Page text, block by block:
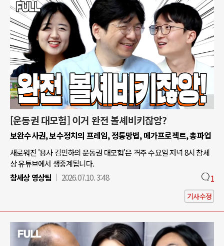
[운동권 대모험] 이거 완전 볼셰비키잖앙?
보완수사권, 보수정치의 프레임, 정통망법, 메가프로젝트, 총파업
새로워진 '용사 김민하의 운동권 대모험'은 격주 수요일 저녁 8시 참세
상 유튜브에서 생중계됩니다.
참세상 영상팀
2026.07.10. 3:48 1
기사수정